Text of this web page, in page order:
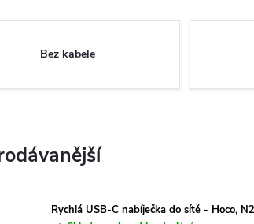
Bez kabele
Rychlá USB-C nabíječka do sítě - Hoco,